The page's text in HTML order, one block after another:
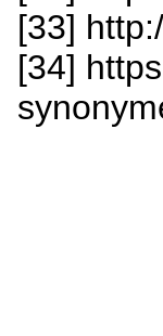
[33]
[34]